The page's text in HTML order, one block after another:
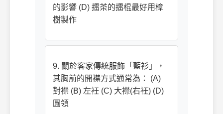
的影響 (D) 擂茶的擂棍最好用樟
樹製作
9. 關於客家傳統服飾「藍衫」，
其胸前的開襟方式通常為： (A)
對襟 (B) 左衽 (C) 大襟(右衽) (D)
圓領